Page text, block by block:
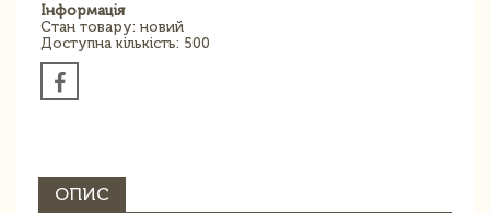
Інформація
Стан товару: новий
Доступна кількість: 500
ОПИС